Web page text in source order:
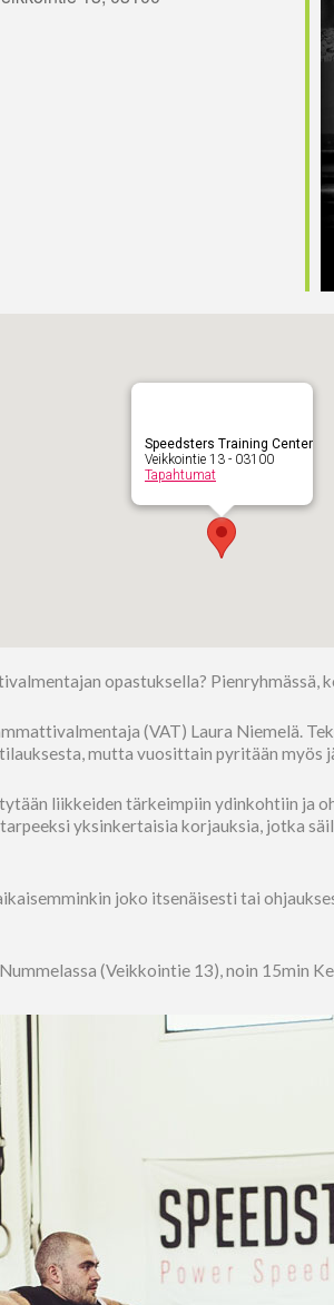
Speedsters Training Center
Veikkointie 13 - 03100
Tapahtumat
opastuksella? Pienryhmässä,
(VAT) Laura Niemelä.
mutta vuosittain pyritään
liikkeiden tärkeimpiin ydinkohtiin ja
yksinkertaisia korjauksia, jotka
joko itsenäisesti tai
(Veikkointie 13), noin 15min